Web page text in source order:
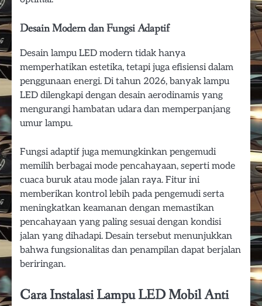
Desain Modern dan Fungsi Adaptif
Desain lampu LED modern tidak hanya
memperhatikan estetika, tetapi juga efisiensi dalam
penggunaan energi. Di tahun 2026, banyak lampu
LED dilengkapi dengan desain aerodinamis yang
mengurangi hambatan udara dan memperpanjang
umur lampu.
Fungsi adaptif juga memungkinkan pengemudi
memilih berbagai mode pencahayaan, seperti mode
cuaca buruk atau mode jalan raya. Fitur ini
memberikan kontrol lebih pada pengemudi serta
meningkatkan keamanan dengan memastikan
pencahayaan yang paling sesuai dengan kondisi
jalan yang dihadapi. Desain tersebut menunjukkan
bahwa fungsionalitas dan penampilan dapat berjalan
beriringan.
Cara Instalasi Lampu LED Mobil Anti